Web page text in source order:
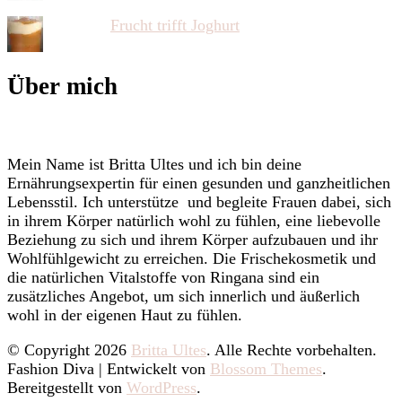
Frucht trifft Joghurt
Über mich
Mein Name ist Britta Ultes und ich bin deine
Ernährungsexpertin für einen gesunden und ganzheitlichen
Lebensstil. Ich unterstütze und begleite Frauen dabei, sich
in ihrem Körper natürlich wohl zu fühlen, eine liebevolle
Beziehung zu sich und ihrem Körper aufzubauen und ihr
Wohlfühlgewicht zu erreichen. Die Frischekosmetik und
die natürlichen Vitalstoffe von Ringana sind ein
zusätzliches Angebot, um sich innerlich und äußerlich
wohl in der eigenen Haut zu fühlen.
© Copyright 2026 Britta Ultes. Alle Rechte vorbehalten.
Fashion Diva | Entwickelt von Blossom Themes.
Bereitgestellt von WordPress.